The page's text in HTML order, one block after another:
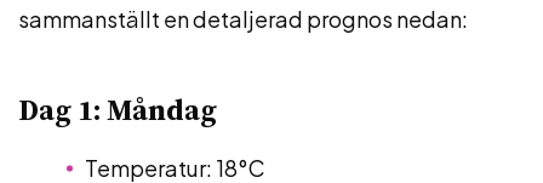
sammanställt en detaljerad prognos nedan:
Dag 1: Måndag
Temperatur: 18°C